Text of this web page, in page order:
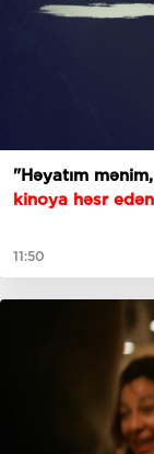
"Həyatım
kinoya həsr
11:50